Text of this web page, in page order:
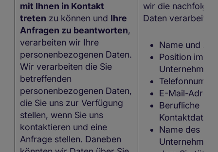
mit Ihnen in Kontakt
treten zu können und Ihre
Anfragen zu beantworten,
verarbeiten wir Ihre
personenbezogenen Daten.
Wir verarbeiten die Sie
betreffenden
personenbezogenen Daten,
die Sie uns zur Verfügung
stellen, wenn Sie uns
kontaktieren und eine
Anfrage stellen. Daneben
wir die
Daten verarbeiten:
Name und
Position im
Unternehmen
E-Mail-
Berufliche
Kontaktdaten
Name des